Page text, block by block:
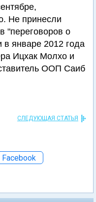
Не принесли
"переговоров о
в январе 2012 года
Ицхак Молхо и
ООП Саиб
СЛЕДУЮЩАЯ СТАТЬЯ
Facebook